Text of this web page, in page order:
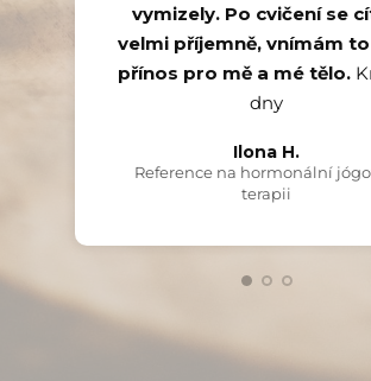
vymizely. Po cvičení se
velmi příjemně, vnímám
přínos pro mě a mé tělo.
dny
Ilona H.
Reference na hormonální
terapii